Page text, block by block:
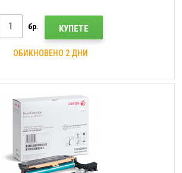
бр. КУПЕТЕ
ОБИКНОВЕНО 2 ДНИ